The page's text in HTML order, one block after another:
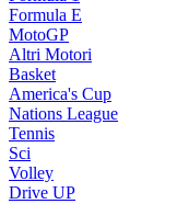
Formula E
MotoGP
Altri Motori
Basket
America's Cup
Nations League
Tennis
Sci
Volley
Drive UP